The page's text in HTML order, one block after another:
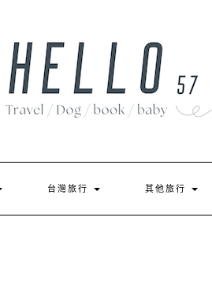
台灣旅行 其他旅行